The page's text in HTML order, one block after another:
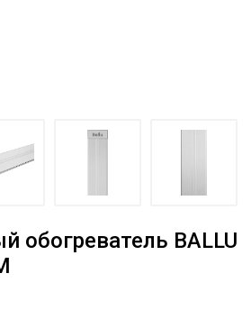
обогреватель BALLU